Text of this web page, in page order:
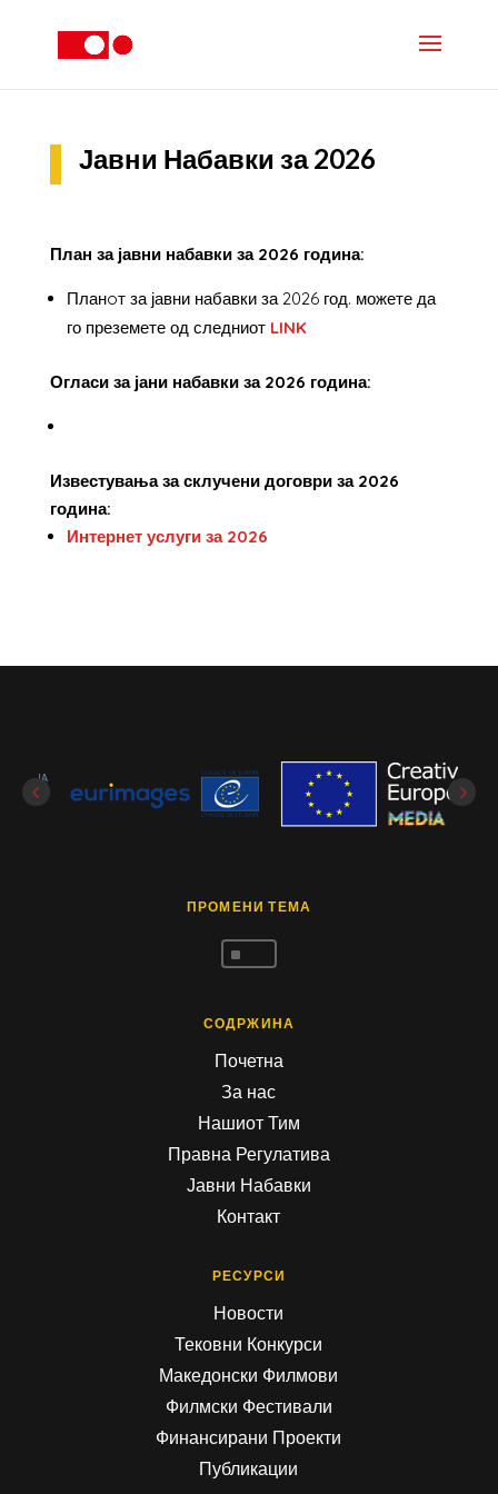
Јавни Набавки за 2026
План за јавни набавки за 2026 година:
Планoт за јавни набавки за 2026 год. можете да
го преземете од следниот LINK
Огласи за јани набавки за 2026 година:
Известувања за склучени договри за 2026
година:
Интернет услуги за 2026
ПРОМЕНИ ТЕМА
^
СОДРЖИНА
Почетна
За нас
Нашиот Тим
Правна Регулатива
Јавни Набавки
Контакт
РЕСУРСИ
Новости
Тековни Конкурси
Македонски Филмови
Филмски Фестивали
Финансирани Проекти
Публикации